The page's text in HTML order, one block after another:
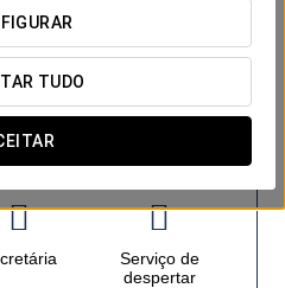
TUDO
hotel.
DESTAQUE
Serviço de
despertar